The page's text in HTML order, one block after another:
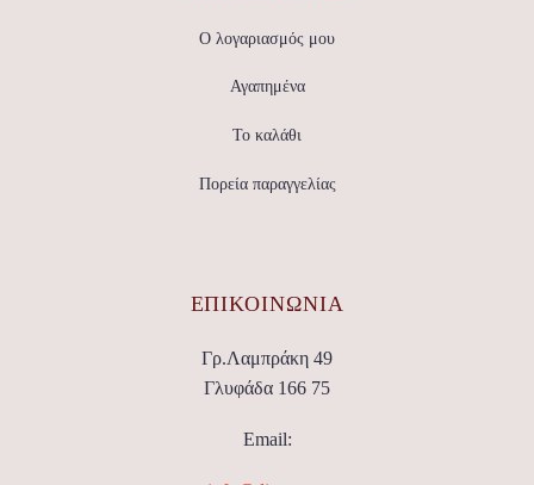
Ο λογαριασμός μου
Αγαπημένα
Το καλάθι
Πορεία παραγγελίας
ΕΠΙΚΟΙΝΩΝΊΑ
Γρ.Λαμπράκη 49
Γλυφάδα 166 75
Email: